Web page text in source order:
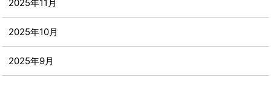
2025年11月
2025年10月
2025年9月